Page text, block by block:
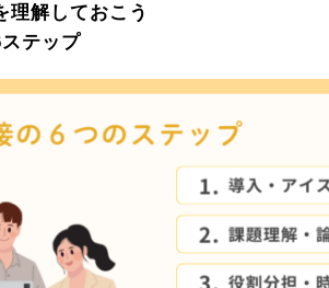
理解しておこう
テップ